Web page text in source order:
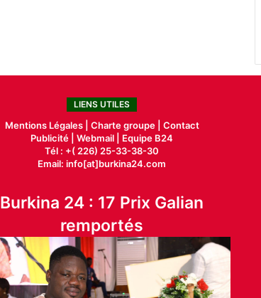
LIENS UTILES
Mentions Légales | Charte groupe | Contact
Publicité |Webmail |
Equipe B24
Tél : +( 226) 25-33-38-30
Email: info[at]burkina24.com
Burkina 24 : 17 Prix Galian
remportés